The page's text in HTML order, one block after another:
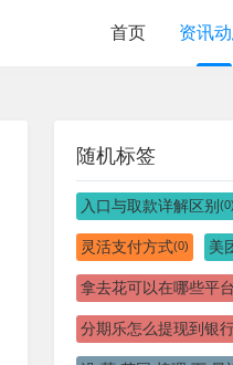
首页 资讯
随机标签
入口与取款详解区别 (0)
灵活支付方式(0) 美
拿去花可以在哪些平
分期乐怎么提现到银